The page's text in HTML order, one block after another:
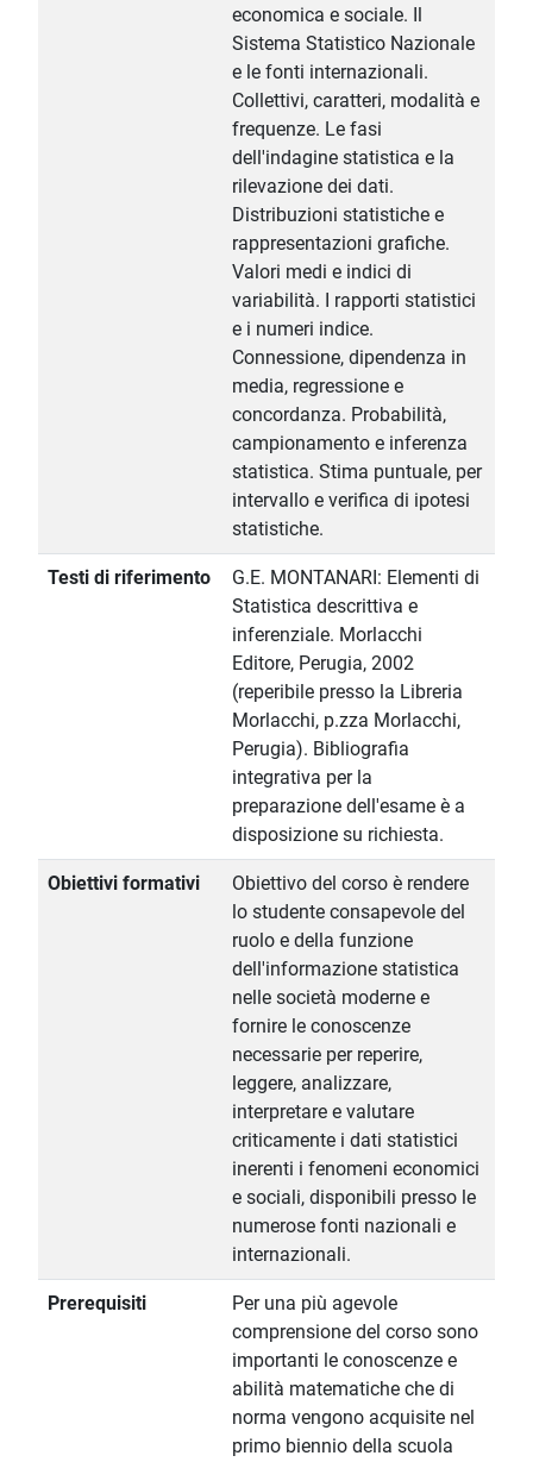
economica e sociale. Il
Sistema Statistico Nazionale
e le fonti internazionali.
Collettivi, caratteri, modalità e
frequenze. Le fasi
dell'indagine statistica e la
rilevazione dei dati.
Distribuzioni statistiche e
rappresentazioni grafiche.
Valori medi e indici di
variabilità. I rapporti statistici
e i numeri indice.
Connessione, dipendenza in
media, regressione e
concordanza. Probabilità,
campionamento e inferenza
statistica. Stima puntuale, per
intervallo e verifica di ipotesi
statistiche.
Testi di riferimento
G.E. MONTANARI: Elementi di
Statistica descrittiva e
inferenziale. Morlacchi
Editore, Perugia, 2002
(reperibile presso la Libreria
Morlacchi, p.zza Morlacchi,
Perugia). Bibliografia
integrativa per la
preparazione dell'esame è a
disposizione su richiesta.
Obiettivi formativi
Obiettivo del corso è rendere
lo studente consapevole del
ruolo e della funzione
dell'informazione statistica
nelle società moderne e
fornire le conoscenze
necessarie per reperire,
leggere, analizzare,
interpretare e valutare
criticamente i dati statistici
inerenti i fenomeni economici
e sociali, disponibili presso le
numerose fonti nazionali e
internazionali.
Prerequisiti
Per una più agevole
comprensione del corso sono
importanti le conoscenze e
abilità matematiche che di
norma vengono acquisite nel
primo biennio della scuola